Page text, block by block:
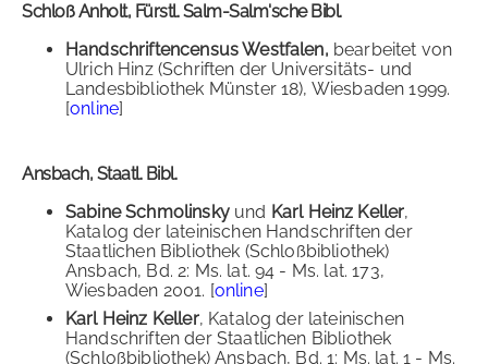
Schloß Anholt, Fürstl. Salm-Salm'sche Bibl.
Handschriftencensus Westfalen, bearbeitet von
Ulrich Hinz (Schriften der Universitäts- und
Landesbibliothek Münster 18), Wiesbaden 1999.
[online]
Ansbach, Staatl. Bibl.
Sabine Schmolinskyund Karl Heinz Keller,
Katalog der lateinischen Handschriften der
Staatlichen Bibliothek (Schloßbibliothek)
Ansbach, Bd. 2: Ms. lat. 94 - Ms. lat. 173,
Wiesbaden 2001. [online]
Karl Heinz Keller, Katalog der lateinischen
Handschriften der Staatlichen Bibliothek
(Schloßbibliothek) Ansbach, Bd. 1: Ms. lat. 1 - Ms.